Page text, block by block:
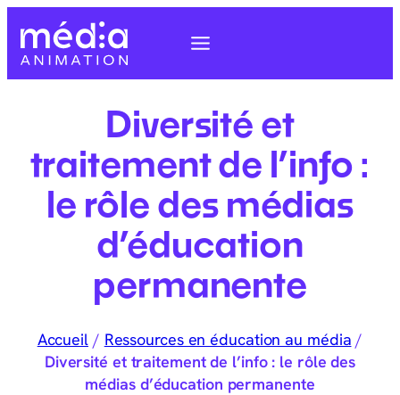
Diversité et
traitement de l’info :
le rôle des médias
d’éducation
permanente
Accueil/ Ressources en éducation au média /
Diversité et traitement de l’info : le rôle des
médias d’éducation permanente